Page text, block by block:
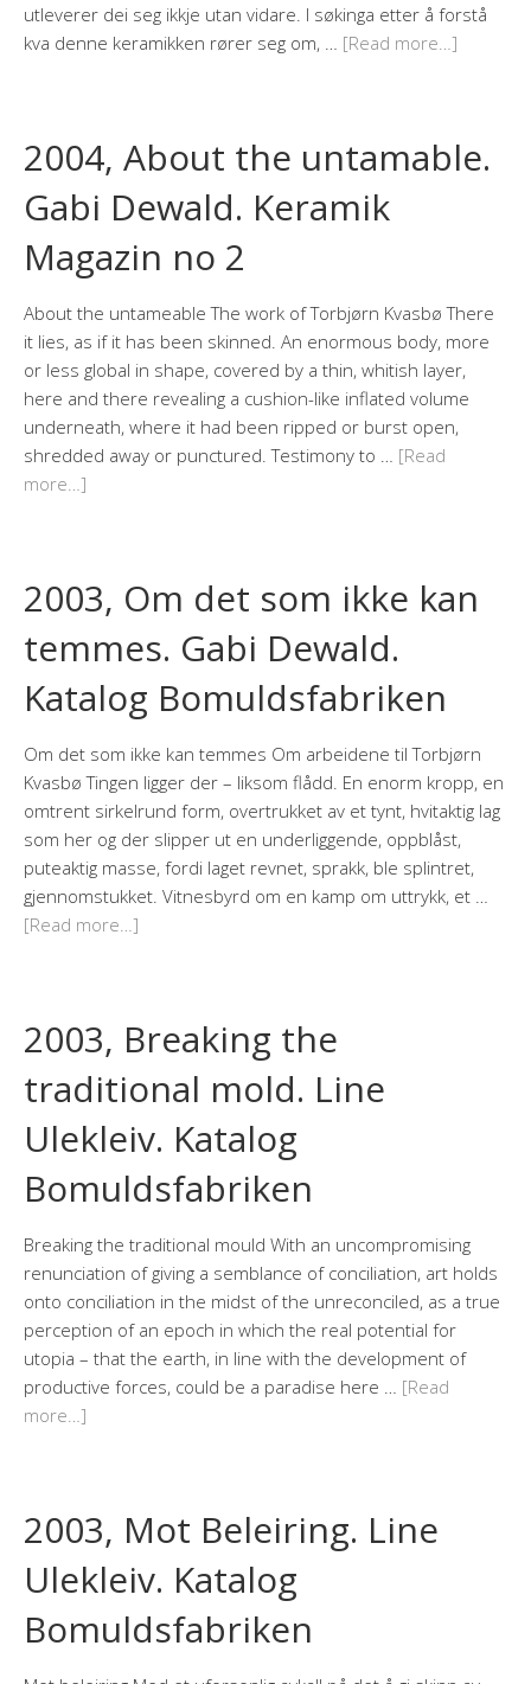
utleverer dei seg ikkje utan vidare. I søkinga etter å forstå
kva denne keramikken rører seg om, … [Read more…]
2004, About the untamable.
Gabi Dewald. Keramik
Magazin no 2
About the untameable The work of Torbjørn Kvasbø There
it lies, as if it has been skinned. An enormous body, more
or less global in shape, covered by a thin, whitish layer,
here and there revealing a cushion-like inflated volume
underneath, where it had been ripped or burst open,
shredded away or punctured. Testimony to … [Read
more…]
2003, Om det som ikke kan
temmes. Gabi Dewald.
Katalog Bomuldsfabriken
Om det som ikke kan temmes Om arbeidene til Torbjørn
Kvasbø Tingen ligger der – liksom flådd. En enorm kropp, en
omtrent sirkelrund form, overtrukket av et tynt, hvitaktig lag
som her og der slipper ut en underliggende, oppblåst,
puteaktig masse, fordi laget revnet, sprakk, ble splintret,
gjennomstukket. Vitnesbyrd om en kamp om uttrykk, et …
[Read more…]
2003, Breaking the
traditional mold. Line
Ulekleiv. Katalog
Bomuldsfabriken
Breaking the traditional mould With an uncompromising
renunciation of giving a semblance of conciliation, art holds
onto conciliation in the midst of the unreconciled, as a true
perception of an epoch in which the real potential for
utopia – that the earth, in line with the development of
productive forces, could be a paradise here … [Read
more…]
2003, Mot Beleiring. Line
Ulekleiv. Katalog
Bomuldsfabriken